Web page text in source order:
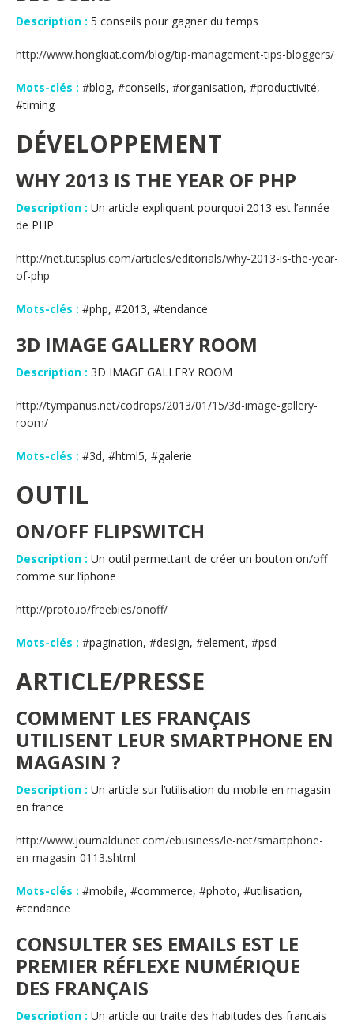
Description : 5 conseils pour gagner du temps
http://www.hongkiat.com/blog/tip-management-tips-bloggers/
Mots-clés : #blog, #conseils, #organisation, #productivité,
#timing
DÉVELOPPEMENT
WHY 2013 IS THE YEAR OF PHP
Description : Un article expliquant pourquoi 2013 est l’année
de PHP
http://net.tutsplus.com/articles/editorials/why-2013-is-the-year-
of-php
Mots-clés : #php, #2013, #tendance
3D IMAGE GALLERY ROOM
Description : 3D IMAGE GALLERY ROOM
http://tympanus.net/codrops/2013/01/15/3d-image-gallery-
room/
Mots-clés : #3d, #html5, #galerie
OUTIL
ON/OFF FLIPSWITCH
Description : Un outil permettant de créer un bouton on/off
comme sur l’iphone
http://proto.io/freebies/onoff/
Mots-clés : #pagination, #design, #element, #psd
ARTICLE/PRESSE
COMMENT LES FRANÇAIS
UTILISENT LEUR SMARTPHONE EN
MAGASIN ?
Description : Un article sur l’utilisation du mobile en magasin
en france
http://www.journaldunet.com/ebusiness/le-net/smartphone-
en-magasin-0113.shtml
Mots-clés : #mobile, #commerce, #photo, #utilisation,
#tendance
CONSULTER SES EMAILS EST LE
PREMIER RÉFLEXE NUMÉRIQUE
DES FRANÇAIS
Description : Un article qui traite des habitudes des francais